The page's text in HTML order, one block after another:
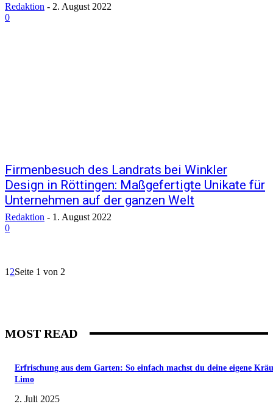
Redaktion - 2. August 2022
0
Firmenbesuch des Landrats bei Winkler
Design in Röttingen: Maßgefertigte Unikate für
Unternehmen auf der ganzen Welt
Redaktion - 1. August 2022
0
1 2Seite 1 von 2
MOST READ
Erfrischung aus dem Garten: So einfach machst du deine eigene
Limo
2. Juli 2025